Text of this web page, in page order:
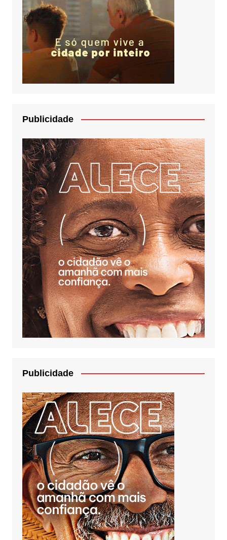
Publicidade
Publicidade